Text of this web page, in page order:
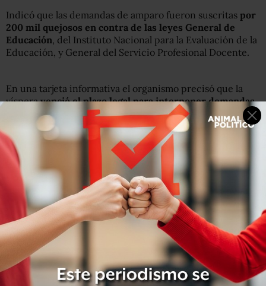
Indicó que las demandas de amparo fueron suscritas por
200 mil quejosos en contra de las leyes General de
Educación, del Instituto Nacional para la Evaluación de la
Educación, y General del Servicio Profesional Docente.
En una tarjeta informativa el organismo precisó que la
vísperavenció el plazo legal para interponer demandas
de juicio de amparo en contra de la denominada Reforma
Educativa.
El pleno del CJF emitió el Acuerdo General 28/2013 para
que sean los Juzgados de Distrito Primero, Segundo,
Tercero, Sexto y Séptimo; así como los Tribunales
Colegiados Primero, Segundo y Tercero del Centro
Auxiliar de la Segunda Región los que conozcan del
trámite, resolución y, en su caso, ejecución de dichos
juicios.
Detalló que estos juzgados y tribunales tienen su
residencia en San Andrés Cholula, Puebla.